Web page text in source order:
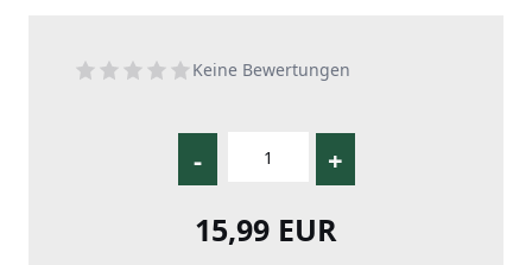
Keine Bewertungen
- +
15,99 EUR